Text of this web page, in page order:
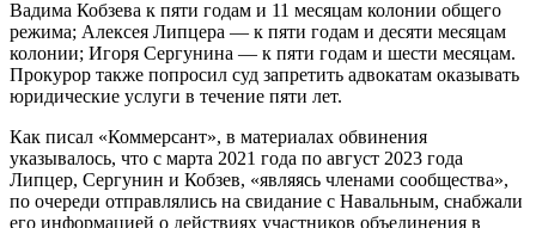
Вадима Кобзева к пяти годам и 11 месяцам колонии общего
режима; Алексея Липцера — к пяти годам и десяти месяцам
колонии; Игоря Сергунина — к пяти годам и шести месяцам.
Прокурор также попросил суд запретить адвокатам оказывать
юридические услуги в течение пяти лет.
Как писал «Коммерсант», в материалах обвинения
указывалось, что с марта 2021 года по август 2023 года
Липцер, Сергунин и Кобзев, «являясь членами сообщества»,
по очереди отправлялись на свидание с Навальным, снабжали
его информацией о действиях участников объединения в